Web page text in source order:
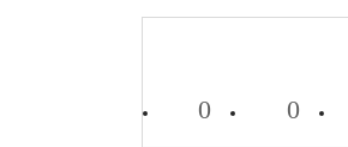
0 0